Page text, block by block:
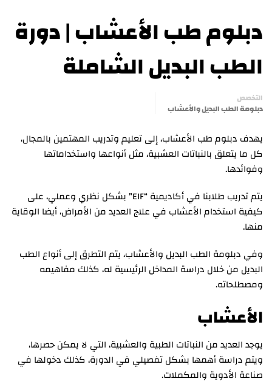
دبلوم طب الأعشاب | دورة
الطب البديل الشاملة
التخصص
دبلومة الطب البديل والأعشاب
يهدف دبلوم طب الأعشاب، إلى تعليم وتدريب المهتمين بالمجال،
كل ما يتعلق بالنباتات العشبية، مثل أنواعها واستخداماتها
وفوائدها.
يتم تدريب طلابنا في أكاديمية “EIF” بشكل نظري وعملي، على
كيفية استخدام الأعشاب في علاج العديد من الأمراض، أيضا الوقاية
منها.
وفي دبلومة الطب البديل والأعشاب، يتم التطرق إلى أنواع الطب
البديل من خلال دراسة المداخل الرئيسية له، كذلك مفاهيمه
ومصطلحاته.
الأعشاب
يوجد العديد من النباتات الطبية والعشبية، التي لا يمكن حصرها،
ويتم دراسة أهمها بشكل تفصيلي في الدورة، كذلك دخولها في
صناعة الأدوية والمكملات.